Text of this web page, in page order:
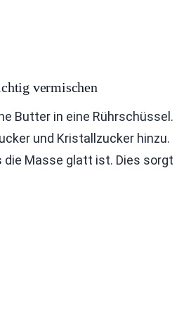
vermischen
Butter in eine Rührschüssel.
und Kristallzucker hinzu.
die Masse glatt ist. Dies sorgt